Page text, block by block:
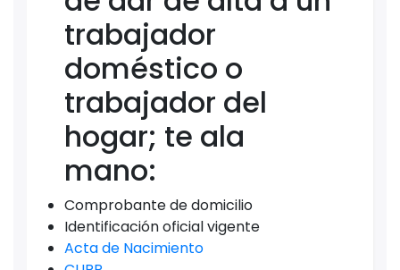
trabajador
doméstico o
trabajador del
hogar; te ala
mano:
Comprobante de domicilio
Identificación oficial vigente
Acta de Nacimiento